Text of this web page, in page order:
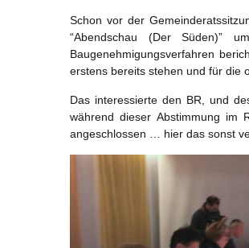
Schon vor der
“Abendschau (Der Süden)”
Baugenehmigungsverfahren
erstens bereits stehen und für die
Das interessierte den BR, und
während dieser Abstimmung im
angeschlossen … hier das sonst